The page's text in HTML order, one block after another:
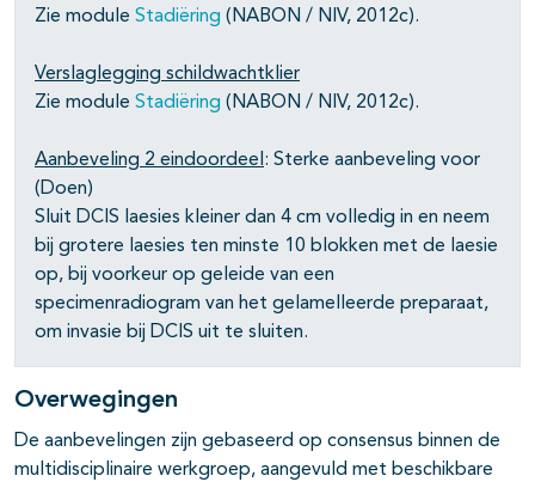
Zie module Stadiëring (NABON / NIV, 2012c).
Verslaglegging schildwachtklier
Zie module Stadiëring (NABON / NIV, 2012c).
Aanbeveling 2 eindoordeel : Sterke aanbeveling voor
(Doen)
Sluit DCIS laesies kleiner dan 4 cm volledig in en neem
bij grotere laesies ten minste 10 blokken met de laesie
op, bij voorkeur op geleide van een
specimenradiogram van het gelamelleerde preparaat,
om invasie bij DCIS uit te sluiten.
Overwegingen
De aanbevelingen zijn gebaseerd op consensus binnen de
multidisciplinaire werkgroep, aangevuld met beschikbare